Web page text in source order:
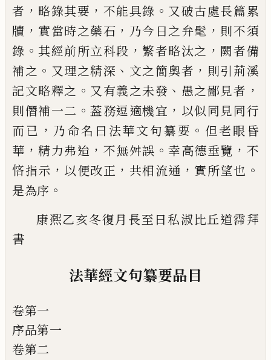
者 ， 略錄其要 ， 不能具錄 。 又破古處長篇累
牘 ， 實當時之藥石 ， 乃今日之弁髦 ， 則不須
錄 。其經前所立科段 ， 繁者略汰之 ， 闕者備
補之 。 又理之精深 、 文之簡奧者 ， 則引荊溪
記文略釋之 。 又有義之未發 、 愚之鄙見者 ，
則僭補一二 。葢務逗適機宜 ， 以似同見同行
而 已 ， 乃命名曰法華文句纂要 。 但老眼昏
華 ，精力弗迨 ， 不無舛誤 。幸高德垂覽 ， 不
悋指示 ， 以便改正 ， 共相流通 ， 實所望也 。
是為序 。
康凞乙亥冬復月長至日私淑比丘道霈拜
書
法華經文句纂要品目
卷第一
序品第一
卷第二